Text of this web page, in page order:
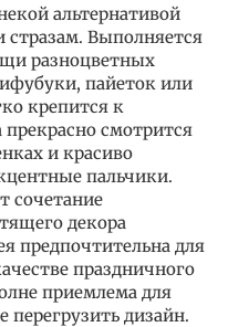
альтернативой
Выполняется
разноцветных
пайеток или
крепится к
смотрится
и красиво
пальчики.
сочетание
декора
предпочтительна для
праздничного
приемлема для
перегрузить дизайн.